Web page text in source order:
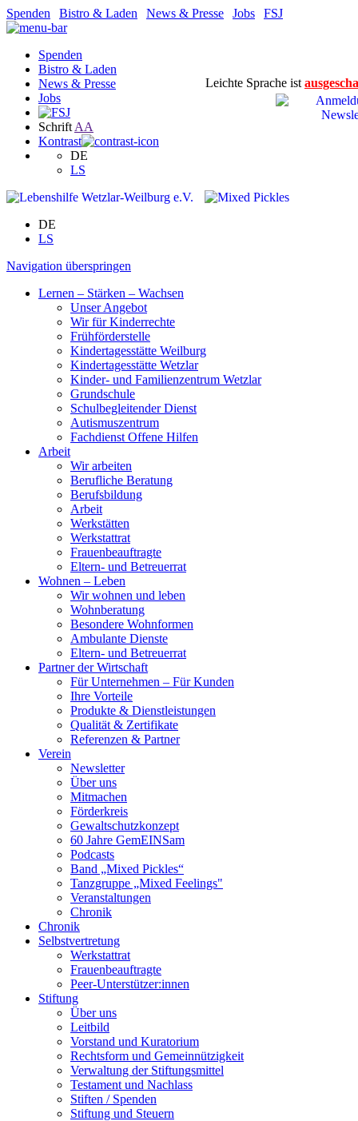
Spenden Bistro & Laden News & Presse Jobs FSJ
Spenden
Bistro & Laden
News & Presse
Jobs
Schrift AA
Kontrast
DE
LS
Leichte Sprache ist
DE
LS
Navigation überspringen
Lernen – Stärken – Wachsen
Unser Angebot
Wir für Kinderrechte
Frühförderstelle
Kindertagesstätte Weilburg
Kindertagesstätte Wetzlar
Kinder- und Familienzentrum Wetzlar
Grundschule
Schulbegleitender Dienst
Autismuszentrum
Fachdienst Offene Hilfen
Arbeit
Wir arbeiten
Berufliche Beratung
Berufsbildung
Arbeit
Werkstätten
Werkstattrat
Frauenbeauftragte
Eltern- und Betreuerrat
Wohnen – Leben
Wir wohnen und leben
Wohnberatung
Besondere Wohnformen
Ambulante Dienste
Eltern- und Betreuerrat
Partner der Wirtschaft
Für Unternehmen – Für Kunden
Ihre Vorteile
Produkte & Dienstleistungen
Qualität & Zertifikate
Referenzen & Partner
Verein
Newsletter
Über uns
Mitmachen
Förderkreis
Gewaltschutzkonzept
60 Jahre GemEINSam
Podcasts
Band „Mixed Pickles“
Tanzgruppe „Mixed Feelings"
Veranstaltungen
Chronik
Chronik
Selbstvertretung
Werkstattrat
Frauenbeauftragte
Peer-Unterstützer:innen
Stiftung
Über uns
Leitbild
Vorstand und Kuratorium
Rechtsform und Gemeinnützigkeit
Verwaltung der Stiftungsmittel
Testament und Nachlass
Stiften / Spenden
Stiftung und Steuern